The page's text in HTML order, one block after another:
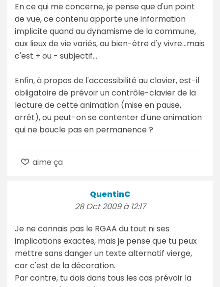
En ce qui me concerne, je pense que d'un point
de vue, ce contenu apporte une information
implicite quand au dynamisme de la commune,
aux lieux de vie variés, au bien-être d'y vivre...mais
c'est + ou - subjectif...
Enfin, à propos de l'accessibilité au clavier, est-il
obligatoire de prévoir un contrôle-clavier de la
lecture de cette animation (mise en pause,
arrêt), ou peut-on se contenter d'une animation
qui ne boucle pas en permanence ?
aime ça
QuentinC
28 Oct 2009 à 12:17
Je ne connais pas le RGAA du tout ni ses
implications exactes, mais je pense que tu peux
mettre sans danger un texte alternatif vierge,
car c'est de la décoration.
Par contre, tu dois dans tous les cas prévoir la